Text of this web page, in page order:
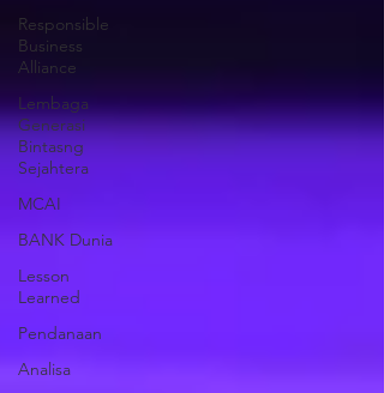
Responsible
Business
Alliance
Lembaga
Generasi
Bintasng
Sejahtera
MCAI
BANK Dunia
Lesson
Learned
Pendanaan
Analisa